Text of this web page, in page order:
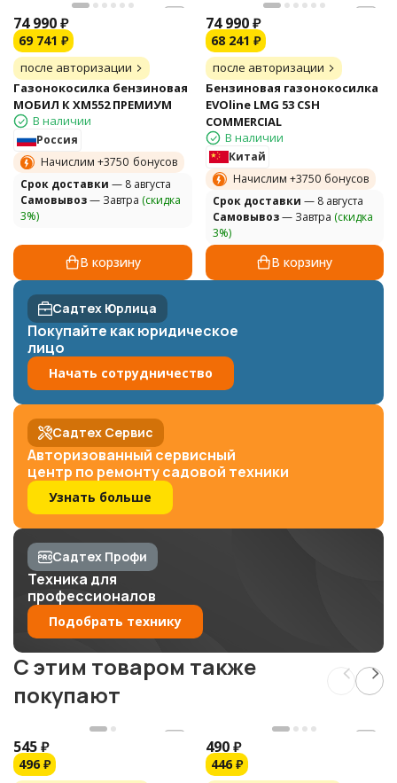
74 990₽
69 741 ₽
после авторизации
Газонокосилка бензиновая
МОБИЛ К XM552 ПРЕМИУМ
В наличии
Россия
Начислим +3750 бонусов
Cрок доставки — 8 августа
Самовывоз— Завтра (скидка
3%)
В корзину
74 990 ₽
68 241 ₽
после авторизации
Бензиновая газонокосилка
EVOline LMG 53 CSH
COMMERCIAL
В наличии
Китай
Начислим +3750 бонусов
Cрок доставки — 8 августа
Самовывоз— Завтра (скидка
3%)
В корзину
Садтех Юрлица
Покупайте как юридическое
лицо
Начать сотрудничество
Садтех Сервис
Авторизованный сервисный
центр по ремонту садовой техники
Узнать больше
Садтех Профи
Техника для
профессионалов
Подобрать технику
C этим товаром также
покупают
545₽
496 ₽
490 ₽
446 ₽